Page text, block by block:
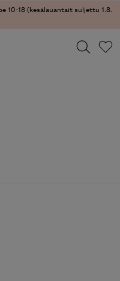
10-18 (kesälauantait suljettu 1.8.